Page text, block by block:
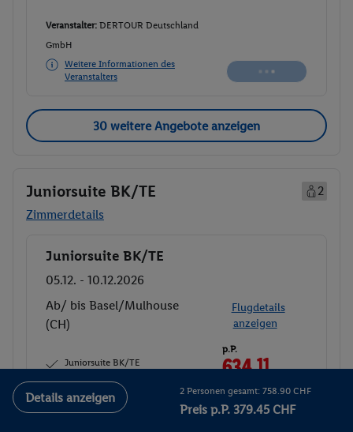
Veranstalter: DERTOUR Deutschland
GmbH
Weitere Informationen des
Veranstalters
30 weitere Angebote anzeigen
Juniorsuite BK/TE
2
Zimmerdetails
Buchen
Juniorsuite BK/TE
05.12. - 10.12.2026
Ab/ bis Basel/Mulhouse
(CH)
Flugdetails
anzeigen
Juniorsuite BK/TE
Ohne Verpflegung
1'356.95 € Gesamt
p.P.
634.11CHF
Gesamt 1'268.21 CHF
1'356.95 €
Details anzeigen 2 Personen gesamt: 758.90 CHF
Preis p.P. 379.45 CHF